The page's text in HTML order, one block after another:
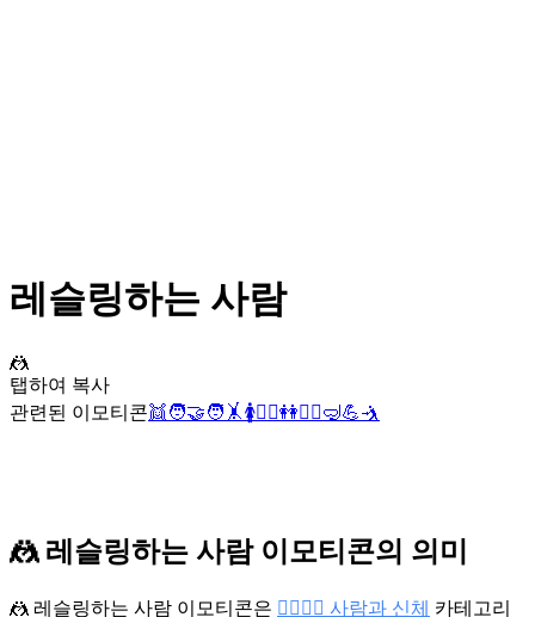
레슬링하는 사람
🤼
탭하여 복사
관련된 이모티콘👯🧑‍🤝‍🧑 🤸 🚺🤼‍♂️👭🤼‍♀️🤿💪🤺
🤼 레슬링하는 사람 이모티콘의 의미
🤼 레슬링하는 사람 이모티콘은 👩‍❤️‍💋‍👨 사람과 신체 카테고리